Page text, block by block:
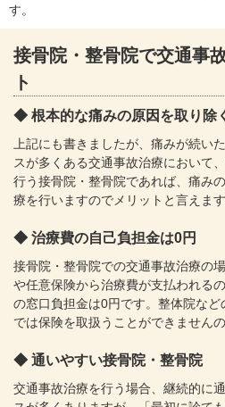
す。
接骨院・整骨院で交通事
ト
根本的な痛みの原因を取り除
上記にも書きましたが、痛みが続い
スが多くある交通事故治療において
行う接骨院・整骨院であれば、痛み
療を行いますのでメリットと言えます
治療費の自己負担金は0円
接骨院・整骨院での交通事故治療の
や任意保険から治療費が支払われる
の窓口負担金は0円です。整体院な
では保険を取扱うことができません
通いやすい接骨院・整骨院
交通事故治療を行う場合、継続的に